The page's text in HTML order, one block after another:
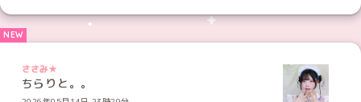
ささみ★
ちらりと。。